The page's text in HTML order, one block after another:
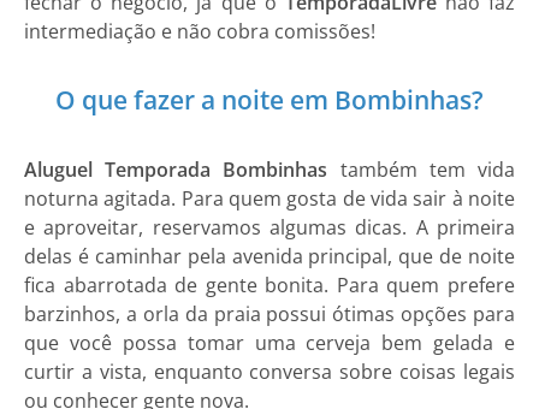
intermediação e não cobra comissões!
O que fazer a noite em Bombinhas?
Aluguel Temporada Bombinhas também tem vida
noturna agitada. Para quem gosta de vida sair à noite
e aproveitar, reservamos algumas dicas. A primeira
delas é caminhar pela avenida principal, que de noite
fica abarrotada de gente bonita. Para quem prefere
barzinhos, a orla da praia possui ótimas opções para
que você possa tomar uma cerveja bem gelada e
curtir a vista, enquanto conversa sobre coisas legais
ou conhecer gente nova.